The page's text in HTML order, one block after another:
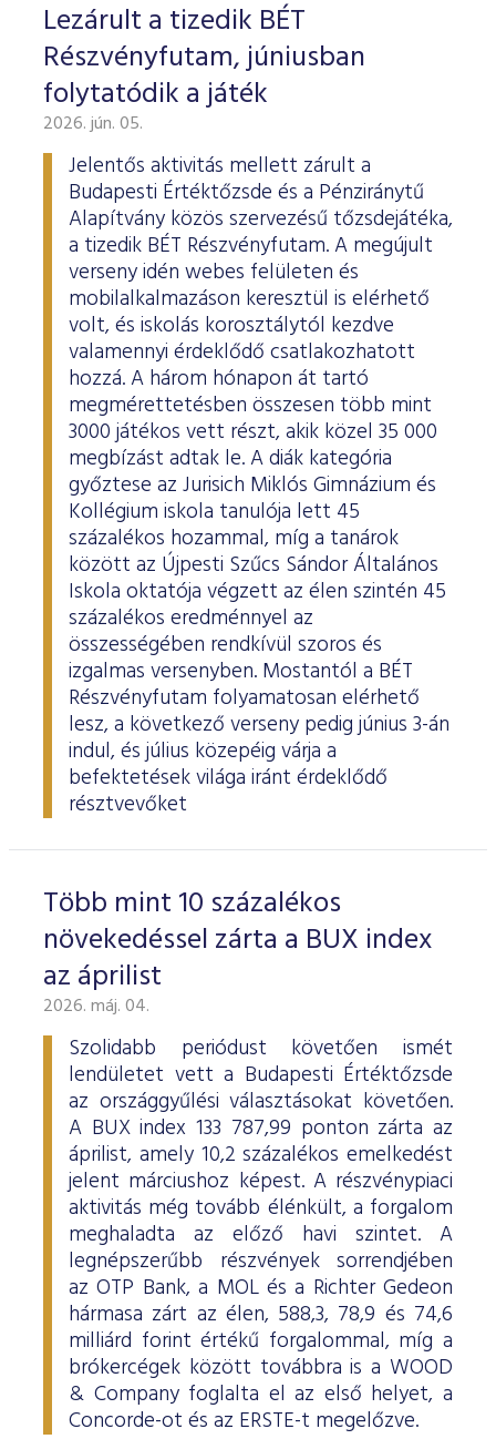
Lezárult a tizedik BÉT
Részvényfutam, júniusban
folytatódik a játék
2026. jún. 05.
Jelentős aktivitás mellett zárult a
Budapesti Értéktőzsde és a Pénziránytű
Alapítvány közös szervezésű tőzsdejátéka,
a tizedik BÉT Részvényfutam. A megújult
verseny idén webes felületen és
mobilalkalmazáson keresztül is elérhető
volt, és iskolás korosztálytól kezdve
valamennyi érdeklődő csatlakozhatott
hozzá. A három hónapon át tartó
megmérettetésben összesen több mint
3000 játékos vett részt, akik közel 35 000
megbízást adtak le. A diák kategória
győztese az Jurisich Miklós Gimnázium és
Kollégium iskola tanulója lett 45
százalékos hozammal, míg a tanárok
között az Újpesti Szűcs Sándor Általános
Iskola oktatója végzett az élen szintén 45
százalékos eredménnyel az
összességében rendkívül szoros és
izgalmas versenyben. Mostantól a BÉT
Részvényfutam folyamatosan elérhető
lesz, a következő verseny pedig június 3-án
indul, és július közepéig várja a
befektetések világa iránt érdeklődő
résztvevőket
Több mint 10 százalékos
növekedéssel zárta a BUX index
az áprilist
2026. máj. 04.
Szolidabb periódust követően ismét
lendületet vett a Budapesti Értéktőzsde
az országgyűlési választásokat követően.
A BUX index 133 787,99 ponton zárta az
áprilist, amely 10,2 százalékos emelkedést
jelent márciushoz képest. A részvénypiaci
aktivitás még tovább élénkült, a forgalom
meghaladta az előző havi szintet. A
legnépszerűbb részvények sorrendjében
az OTP Bank, a MOL és a Richter Gedeon
hármasa zárt az élen, 588,3, 78,9 és 74,6
milliárd forint értékű forgalommal, míg a
brókercégek között továbbra is a WOOD
& Company foglalta el az első helyet, a
Concorde-ot és az ERSTE-t megelőzve.